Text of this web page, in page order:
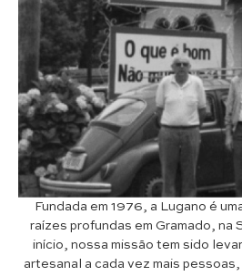
Fundada em 1976, a Lugano é
raízes profundas em Gramado, na
início, nossa missão tem sido
artesanal a cada vez mais